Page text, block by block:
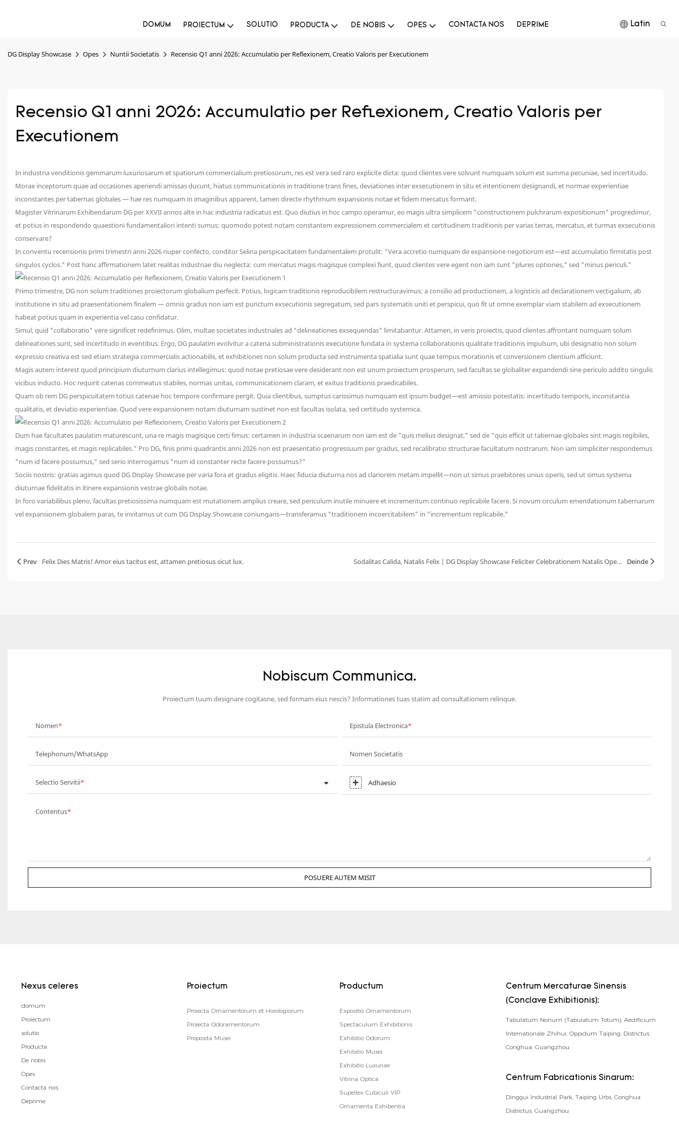
DOMUM PROIECTUM SOLUTIO PRODUCTA DE NOBIS OPES CONTACTA NOS DEPRIME Latin
DG Display Showcase Opes Nuntii Societatis Recensio Q1 anni 2026: Accumulatio per Reflexionem, Creatio Valoris per Executionem
Recensio Q1 anni 2026: Accumulatio per Reflexionem, Creatio Valoris per
Executionem
In industria venditionis gemmarum luxuriosarum et spatiorum commercialium pretiosorum, res est vera sed raro explicite dicta: quod clientes vere solvunt numquam solum est summa pecuniae, sed incertitudo.
Morae inceptorum quae ad occasiones aperiendi amissas ducunt, hiatus communicationis in traditione trans fines, deviationes inter exsecutionem in situ et intentionem designandi, et normae experientiae
inconstantes per tabernas globales — hae res numquam in imaginibus apparent, tamen directe rhythmum expansionis notae et fidem mercatus formant.
Magister Vitrinarum Exhibendarum DG per XXVII annos alte in hac industria radicatus est. Quo diutius in hoc campo operamur, eo magis ultra simplicem "constructionem pulchrarum expositionum" progredimur,
et potius in respondendo quaestioni fundamentaliori intenti sumus: quomodo potest notam constantem expressionem commercialem et certitudinem traditionis per varias terras, mercatus, et turmas exsecutionis
conservare?
In conventu recensionis primi trimestri anni 2026 nuper confecto, conditor Selina perspicacitatem fundamentalem protulit: "Vera accretio numquam de expansione negotiorum est—est accumulatio firmitatis post
singulos cyclos." Post hanc affirmationem latet realitas industriae diu neglecta: cum mercatus magis magisque complexi fiunt, quod clientes vere egent non iam sunt "plures optiones," sed "minus periculi."
Primo trimestre, DG non solum traditiones proiectorum globalium perfecit. Potius, logicam traditionis reproducibilem restructuravimus: a consilio ad productionem, a logisticis ad declarationem vectigalium, ab
institutione in situ ad praesentationem finalem — omnis gradus non iam est punctum exsecutionis segregatum, sed pars systematis uniti et perspicui, quo fit ut omne exemplar viam stabilem ad exsecutionem
habeat potius quam in experientia vel casu confidatur.
Simul, quid "collaboratio" vere significet redefinimus. Olim, multae societates industriales ad "delineationes exsequendas" limitabantur. Attamen, in veris proiectis, quod clientes affrontant numquam solum
delineationes sunt, sed incertitudo in eventibus. Ergo, DG paulatim evolvitur a catena subministrationis executione fundata in systema collaborationis qualitate traditionis impulsum, ubi designatio non solum
expressio creativa est sed etiam strategia commercialis actionabilis, et exhibitiones non solum producta sed instrumenta spatialia sunt quae tempus morationis et conversionem clientium afficiunt.
Magis autem interest quod principium diuturnum clarius intellegimus: quod notae pretiosae vere desiderant non est unum proiectum prosperum, sed facultas se globaliter expandendi sine periculo addito singulis
vicibus inducto. Hoc requirit catenas commeatus stabiles, normas unitas, communicationem claram, et exitus traditionis praedicabiles.
Quam ob rem DG perspicuitatem totius catenae hoc tempore confirmare pergit. Quia clientibus, sumptus carissimus numquam est ipsum budget—est amissio potestatis: incertitudo temporis, inconstantia
qualitatis, et deviatio experientiae. Quod vere expansionem notam diuturnam sustinet non est facultas isolata, sed certitudo systemica.
Dum hae facultates paulatim maturescunt, una re magis magisque certi fimus: certamen in industria scaenarum non iam est de "quis melius designat," sed de "quis efficit ut tabernae globales sint magis regibiles,
magis constantes, et magis replicabiles." Pro DG, finis primi quadrantis anni 2026 non est praesentatio progressuum per gradus, sed recalibratio structurae facultatum nostrarum. Non iam simpliciter respondemus
"num id facere possumus," sed serio interrogamus "num id constanter recte facere possumus?"
Sociis nostris: gratias agimus quod DG Display Showcase per varia fora et gradus eligitis. Haec fiducia diuturna nos ad clariorem metam impellit—non ut simus praebitores unius operis, sed ut simus systema
diuturnae fidelitatis in itinere expansionis vestrae globalis notae.
In foro variabilibus pleno, facultas pretiosissima numquam est mutationem amplius creare, sed periculum inutile minuere et incrementum continuo replicabile facere. Si novum circulum emendationum tabernarum
vel expansionem globalem paras, te invitamus ut cum DG Display Showcase coniungaris—transferamus "traditionem incoercitabilem" in "incrementum replicabile."
Prev Felix Dies Matris! Amor eius tacitus est, attamen pretiosus sicut lux. Sodalitas Calida, Natalis Felix | DG Display Showcase Feliciter Celebrationem Natalis Operariorum Q1 Celebravit Deinde
Nobiscum Communica.
Proiectum tuum designare cogitasne, sed formam eius nescis? Informationes tuas statim ad consultationem relinque.
Nomen Epistula Electronica
Telephonum/WhatsApp Nomen Societatis
Selectio Servitii Adhaesio
Contentus
POSUERE AUTEM MISIT
Nexus celeres
domum
Proiectum
solutio
Producta
De nobis
Opes
Contacta nos
Deprime
Proiectum
Proiecta Ornamentorum et Horologiorum
Proiecta Odoramentorum
Proposita Musei
Productum
Expositio Ornamentorum
Spectaculum Exhibitionis
Exhibitio Odorum
Exhibitio Musei
Exhibitio Luxuriae
Vitrina Optica
Supellex Cubiculi VIP
Ornamenta Exhibentia
Centrum Mercaturae Sinensis
(Conclave Exhibitionis):
Tabulatum Nonum (Tabulatum Totum), Aedificium
Internationale Zhihui, Oppidum Taiping, Districtus
Conghua, Guangzhou
Centrum Fabricationis Sinarum:
Dinggui Industrial Park, Taiping Urbs, Conghua
Districtus, Guangzhou